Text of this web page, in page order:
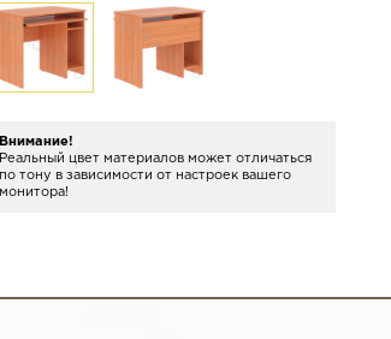
Внимание!
Реальный цвет материалов может отличаться
по тону в зависимости от настроек вашего
монитора!